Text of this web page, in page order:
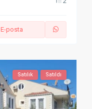
E-posta
Satılık Satıldı